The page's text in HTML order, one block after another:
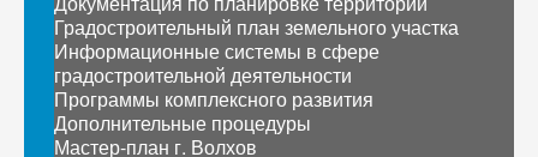
Градостроительный план земельного участка
Информационные системы в сфере
градостроительной деятельности
Программы комплексного развития
Дополнительные процедуры
Мастер-план г. Волхов